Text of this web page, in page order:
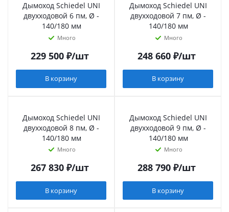
Дымоход Schiedel UNI
двухходовой 6 пм, Ø -
140/180 мм
Много
229 500₽/шт
В корзину
Дымоход Schiedel UNI
двухходовой 7 пм, Ø -
140/180 мм
Много
248 660₽/шт
В корзину
Дымоход Schiedel UNI
двухходовой 8 пм, Ø -
140/180 мм
Много
267 830₽/шт
В корзину
Дымоход Schiedel UNI
двухходовой 9 пм, Ø -
140/180 мм
Много
288 790₽/шт
В корзину